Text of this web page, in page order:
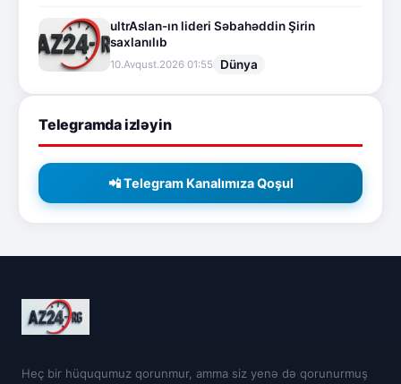
ultrAslan-ın lideri Səbahəddin Şirin
saxlanılıb
10.Avqust.2026 01:55 Dünya
Telegramda izləyin
📲 Telegram Kanalımıza Qoşul
Heç bir hüququmuz qorunmur, amma siz yenə də qorunurmuş